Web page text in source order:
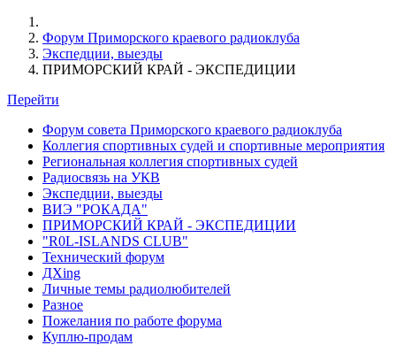
Форум Приморского краевого радиоклуба
Экспедции, выезды
ПРИМОРСКИЙ КРАЙ - ЭКСПЕДИЦИИ
Перейти
Форум совета Приморского краевого радиоклуба
Коллегия спортивных судей и спортивные мероприятия
Региональная коллегия спортивных судей
Радиосвязь на УКВ
Экспедции, выезды
ВИЭ "РОКАДА"
ПРИМОРСКИЙ КРАЙ - ЭКСПЕДИЦИИ
"R0L-ISLANDS CLUB"
Технический форум
ДХing
Личные темы радиолюбителей
Разное
Пожелания по работе форума
Куплю-продам